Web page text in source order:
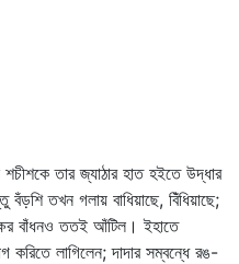
তার জ্যাঠার হাত হইতে উদ্ধার
তখন গলায় বাধিয়াছে, বিঁধিয়াছে;
বাঁধনও ততই আঁটিল। ইহাতে
করিতে লাগিলেন; দাদার সম্বন্ধে রঙ-